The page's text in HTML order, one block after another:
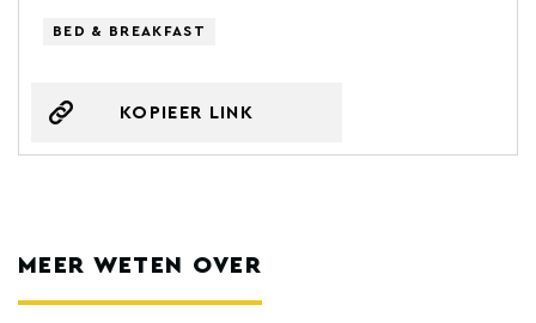
BED & BREAKFAST
KOPIEER LINK
MEER WETEN OVER